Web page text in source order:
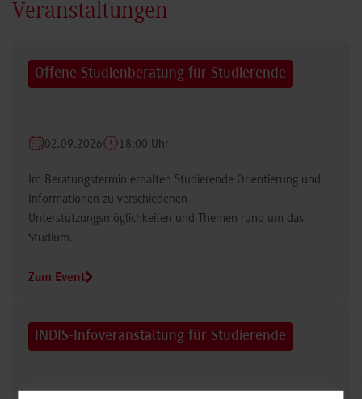
Veranstaltungen
Offene Studienberatung für Studierende
02.09.2026 18:00 Uhr
Im Beratungstermin erhalten Studierende Orientierung und
Informationen zu verschiedenen
Unterstützungsmöglichkeiten und Themen rund um das
Studium.
Zum Event
INDIS-Infoveranstaltung für Studierende